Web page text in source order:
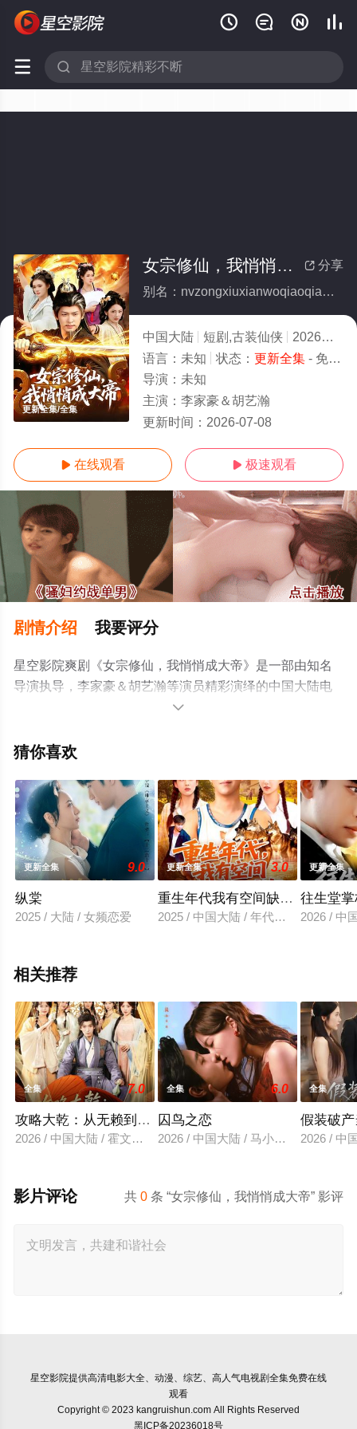
   
 
更新全集/全集
 分享
女宗修仙，我悄悄成大帝(全集)
别名：nvzongxiuxianwoqiaoqiaochengdadi
中国大陆 短剧,古装仙侠 2026
5.0
语言： 未知 状态： 更新全集- 免费在线观看
导演： 未知
主演： 李家豪＆胡艺瀚
更新时间： 2026-07-08
 在线观看  极速观看
剧情介绍 我要评分
星空影院爽剧《女宗修仙，我悄悄成大帝》是一部由知名
导演执导，李家豪＆胡艺瀚等演员精彩演绎的中国大陆电
视剧，大结局剧情已揭晓（更新全集），免费观看高清未
免费观看，更多剧情信息可移步至豆瓣电视剧、电视猫或

猜你喜欢
更新全集 9.0
纵棠
2025 / 大陆 / 女频恋爱
更新全集 3.0
重生年代我有空间缺粮不慌
2025 / 中国大陆 / 年代穿越
更新全集
往生堂
2026 / 中
相关推荐
全集 7.0
攻略大乾：从无赖到霸主
2026 / 中国大陆 / 霍文琦＆陈洁蕾
全集 6.0
囚鸟之恋
2026 / 中国大陆 / 马小宇&兰岚
全集
假装破
2026 / 中
共0 条 “女宗修仙，我悄悄成大帝” 影评
影片评论
星空影院提供高清电影大全、动漫、综艺、高人气电视剧全集免费在线
观看
Copyright © 2023 kangruishun.com All Rights Reserved
黑ICP备20236018号